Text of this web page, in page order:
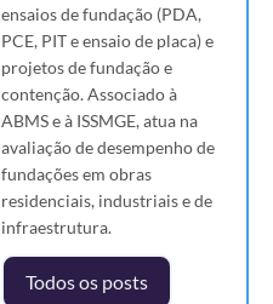
ensaios de fundação (PDA,
PCE, PIT e ensaio de placa) e
projetos de fundação e
contenção. Associado à
ABMS e à ISSMGE, atua na
avaliação de desempenho de
fundações em obras
residenciais, industriais e de
infraestrutura.
Todos os posts